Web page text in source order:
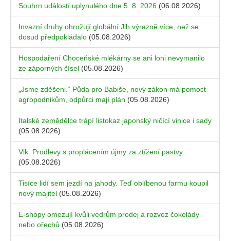
Souhrn událostí uplynulého dne 5. 8. 2026 (06.08.2026)
Invazní druhy ohrožují globální Jih výrazně více, než se
dosud předpokládalo (05.08.2026)
Hospodaření Choceňské mlékárny se ani loni nevymanilo
ze záporných čísel (05.08.2026)
„Jsme zděšeni.“ Půda pro Babiše, nový zákon má pomoct
agropodnikům, odpůrci mají plán (05.08.2026)
Italské zemědělce trápí listokaz japonský ničící vinice i sady
(05.08.2026)
Vlk: Prodlevy s proplácením újmy za ztížení pastvy
(05.08.2026)
Tisíce lidí sem jezdí na jahody. Teď oblíbenou farmu koupil
nový majitel (05.08.2026)
E-shopy omezují kvůli vedrům prodej a rozvoz čokolády
nebo ořechů (05.08.2026)